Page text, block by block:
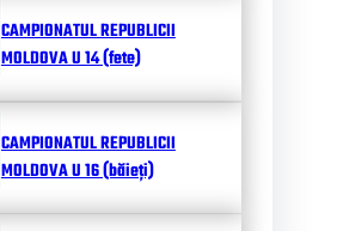
CAMPIONATUL REPUBLICII
MOLDOVA U 14 (fete)
CAMPIONATUL REPUBLICII
MOLDOVA U 16 (băieți)